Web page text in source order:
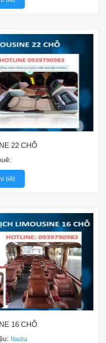
22 CHỖ
tiết
16 CHỖ
Isuzu